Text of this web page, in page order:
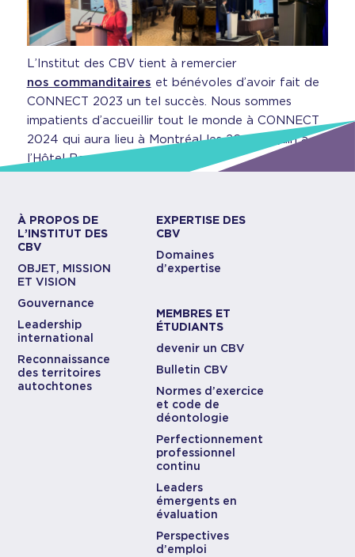
L’Institut des CBV tient à remercier
nos commanditaires et bénévoles d’avoir fait de
CONNECT 2023 un tel succès. Nous sommes
impatients d’accueillir tout le monde à CONNECT
2024 qui aura lieu à Montréal les 20 et 21 juin à
l’Hôtel Bonaventure.
À PROPOS DE
L’INSTITUT DES
CBV
OBJET, MISSION
ET VISION
Gouvernance
Leadership
international
Reconnaissance
des territoires
autochtones
EXPERTISE DES
CBV
Domaines
d’expertise
MEMBRES ET
ÉTUDIANTS
devenir un CBV
Bulletin CBV
Normes d’exercice
et code de
déontologie
Perfectionnement
professionnel
continu
Leaders
émergents en
évaluation
Perspectives
d’emploi